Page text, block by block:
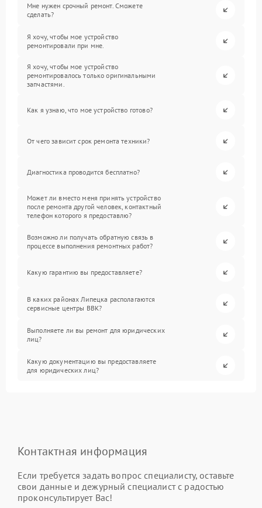
Мне нужен срочный ремонт. Сможете
сделать?
Я хочу, чтобы мое устройство
ремонтировали при мне.
Я хочу, чтобы мое устройство
ремонтировалось только оригинальными
запчастями.
Как я узнаю, что мое устройство готово?
От чего зависит срок ремонта техники?
Диагностика проводится бесплатно?
Может ли вместо меня принять устройство
после ремонта другой человек, контактный
телефон которого я предоставлю?
Возможно ли получать обратную связь в
процессе выполнения ремонтных работ?
Какую гарантию вы предоставляете?
В каких районах Липецка располагаются
сервисные центры BBK?
Выполняете ли вы ремонт для юридических
лиц?
Какую документацию вы предоставляете
для юридических лиц?
Контактная информация
Если требуется задать вопрос специалисту, оставьте
свои данные и дежурный специалист с радостью
проконсультирует Вас!